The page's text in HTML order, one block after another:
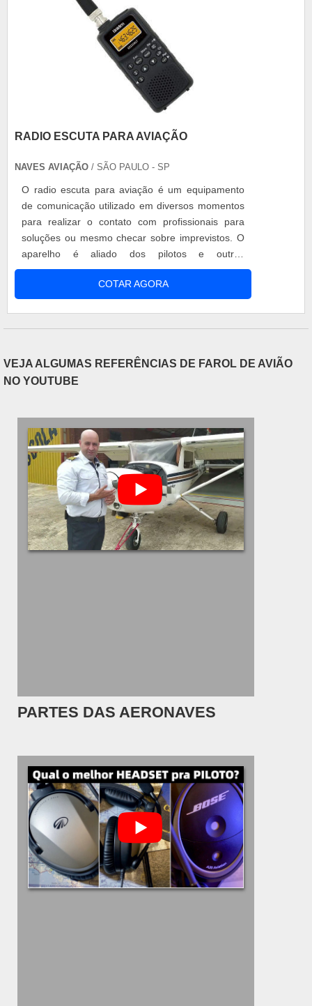
RADIO ESCUTA PARA AVIAÇÃO
NAVES AVIAÇÃO / SÃO PAULO - SP
O radio escuta para aviação é um equipamento
de comunicação utilizado em diversos momentos
para realizar o contato com profissionais para
soluções ou mesmo checar sobre imprevistos. O
aparelho é aliado dos pilotos e outros
profissionais para um contato mais efetivo entre
os profissionais embarcados, bem como com a
torre de comando, atuando em todos os lugares
COTAR AGORA
VEJA ALGUMAS REFERÊNCIAS DE FAROL DE AVIÃO
NO YOUTUBE
PARTES DAS AERONAVES